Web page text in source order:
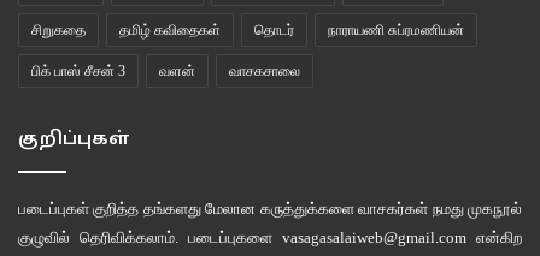
சிறுகதை தமிழ் கவிதைகள் தொடர் நாராயணி சுப்ரமணியன்
பிக் பாஸ் சீசன் 3 வளன் வாசகசாலை
குறிப்புகள்
படைப்புகள் குறித்த தங்களது மேலான கருத்துக்களை வாசகர்கள் நமது முகநூல்
குழுவில் தெரிவிக்கலாம். படைப்புகளை vasagasalaiweb@gmail.com என்கிற